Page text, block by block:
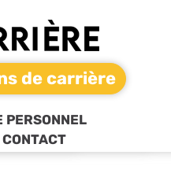
de carrière
PERSONNEL
CONTACT